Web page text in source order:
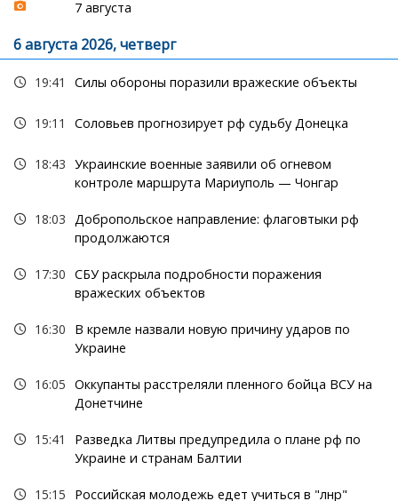
7 августа
6 августа 2026, четверг
19:41 Силы обороны поразили вражеские объекты
19:11 Соловьев прогнозирует рф судьбу Донецка
18:43 Украинские военные заявили об огневом
контроле маршрута Мариуполь — Чонгар
18:03
Добропольское направление: флаговтыки рф
продолжаются
17:30 СБУ раскрыла подробности поражения
вражеских объектов
16:30
В кремле назвали новую причину ударов по
Украине
16:05 Оккупанты расстреляли пленного бойца ВСУ на
Донетчине
15:41
Разведка Литвы предупредила о плане рф по
Украине и странам Балтии
15:15 Российская молодежь едет учиться в "лнр"